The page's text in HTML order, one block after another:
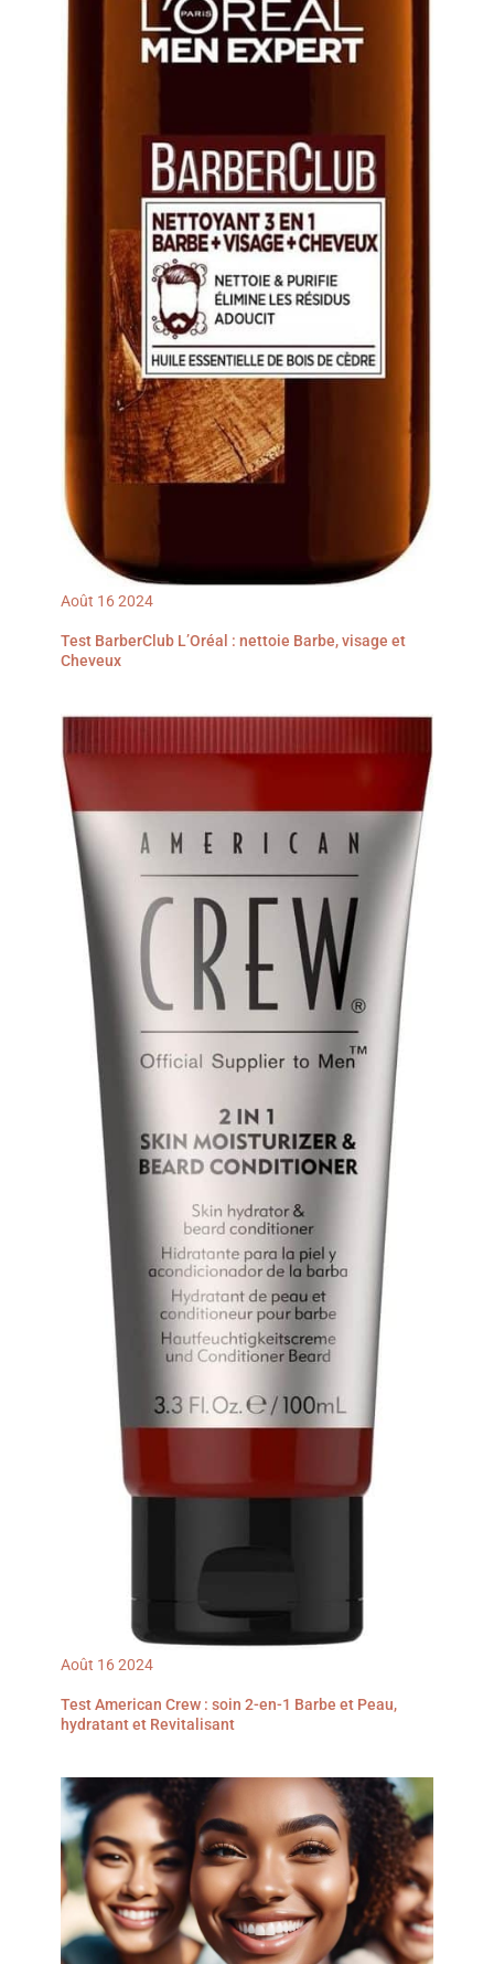
Août 162024
Test BarberClub L’Oréal : nettoie Barbe, visage et
Cheveux
Août 162024
Test American Crew : soin 2-en-1 Barbe et Peau,
hydratant et Revitalisant